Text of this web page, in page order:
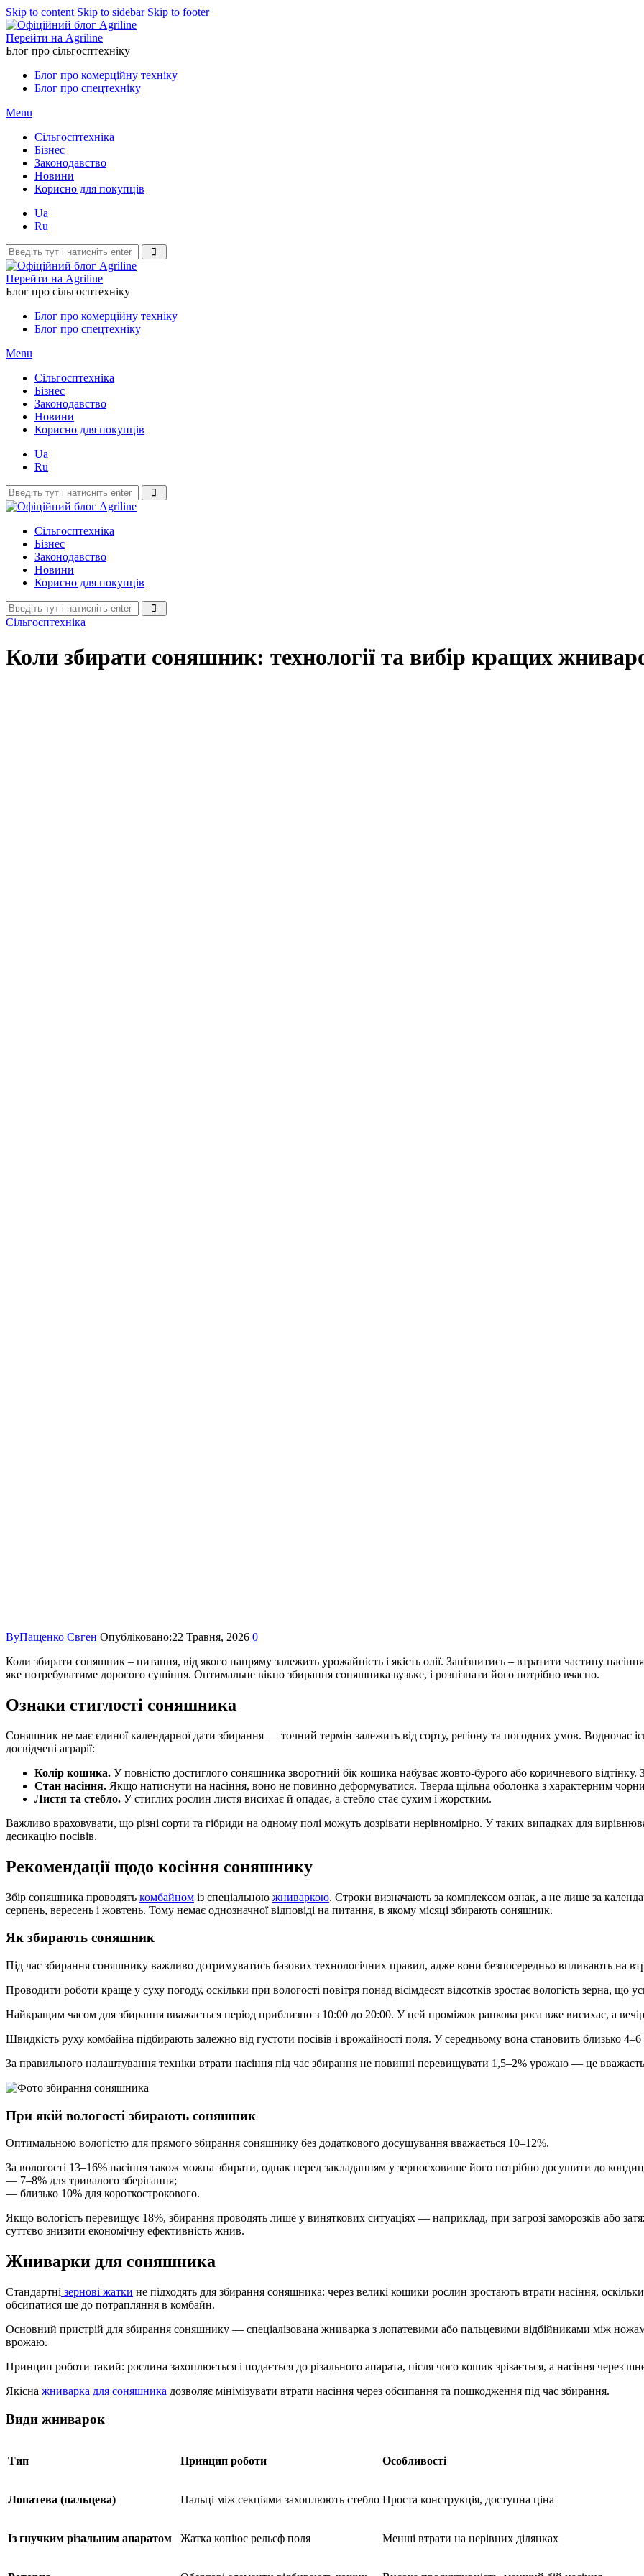
Skip to content Skip to sidebar Skip to footer
Перейти на Agriline
Блог про сільгосптехніку
Блог про комерційну техніку
Блог про спецтехніку
Menu
Сільгосптехніка
Бізнес
Законодавство
Новини
Корисно для покупців
Ua
Ru
Перейти на Agriline
Блог про сільгосптехніку
Блог про комерційну техніку
Блог про спецтехніку
Menu
Сільгосптехніка
Бізнес
Законодавство
Новини
Корисно для покупців
Ua
Ru
Сільгосптехніка
Бізнес
Законодавство
Новини
Корисно для покупців
Сільгосптехніка
Коли збирати соняшник: технології та вибір кращих
ByПащенко Євген Опубліковано:22 Травня, 2026 0
Коли збирати соняшник – питання, від якого напряму залежить урожайність і якість олії. Запізнитись – втратити частину
яке потребуватиме дорогого сушіння. Оптимальне вікно збирання соняшника вузьке, і розпізнати його потрібно вчасно.
Ознаки стиглості соняшника
Соняшник не має єдиної календарної дати збирання — точний термін залежить від сорту, регіону та погодних умов. Водночас
досвідчені аграрії:
Колір кошика. У повністю достиглого соняшника зворотний бік кошика набуває жовто-бурого або коричневого відтінку.
Стан насіння. Якщо натиснути на насіння, воно не повинно деформуватися. Тверда щільна оболонка з характерним
Листя та стебло. У стиглих рослин листя висихає й опадає, а стебло стає сухим і жорстким.
Важливо враховувати, що різні сорти та гібриди на одному полі можуть дозрівати нерівномірно. У таких випадках для
десикацію посівів.
Рекомендації щодо косіння соняшнику
Збір соняшника проводять комбайном із спеціальною жниваркою. Строки визначають за комплексом ознак, а не лише за
серпень, вересень і жовтень. Тому немає однозначної відповіді на питання, в якому місяці збирають соняшник.
Як збирають соняшник
Під час збирання соняшнику важливо дотримуватись базових технологічних правил, адже вони безпосередньо впливають на
Проводити роботи краще у суху погоду, оскільки при вологості повітря понад вісімдесят відсотків зростає вологість зерна,
Найкращим часом для збирання вважається період приблизно з 10:00 до 20:00. У цей проміжок ранкова роса вже висихає, а
Швидкість руху комбайна підбирають залежно від густоти посівів і врожайності поля. У середньому вона становить близько
За правильного налаштування техніки втрати насіння під час збирання не повинні перевищувати 1,5–2% урожаю — це
При якій вологості збирають соняшник
Оптимальною вологістю для прямого збирання соняшнику без додаткового досушування вважається 10–12%.
За вологості 13–16% насіння також можна збирати, однак перед закладанням у зерносховище його потрібно досушити до
— 7–8% для тривалого зберігання;
— близько 10% для короткострокового.
Якщо вологість перевищує 18%, збирання проводять лише у виняткових ситуаціях — наприклад, при загрозі заморозків або
суттєво знизити економічну ефективність жнив.
Жниварки для соняшника
Стандартні зернові жатки не підходять для збирання соняшника: через великі кошики рослин зростають втрати насіння,
обсипатися ще до потрапляння в комбайн.
Основний пристрій для збирання соняшнику — спеціалізована жниварка з лопатевими або пальцевими відбійниками між
врожаю.
Принцип роботи такий: рослина захоплюється і подається до різального апарата, після чого кошик зрізається, а насіння через
Якісна жниварка для соняшника дозволяє мінімізувати втрати насіння через обсипання та пошкодження під час збирання.
Види жниварок
Тип Принцип роботи Особливості
Лопатева (пальцева) Пальці між секціями захоплюють стебло Проста конструкція, доступна ціна
Із гнучким різальним апаратом Жатка копіює рельєф поля Менші втрати на нерівних ділянках